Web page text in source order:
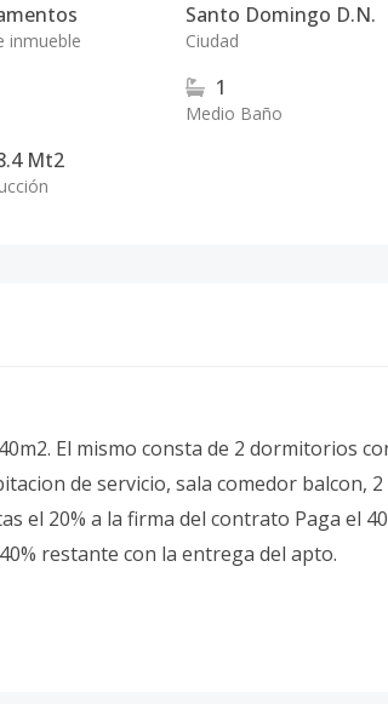
inmueble
Santo Domingo D.N.
Ciudad
1
Medio Baño
Mt2
El mismo consta de 2 dormitorios
de servicio, sala comedor balcon, 2
el 20% a la firma del contrato Paga el
restante con la entrega del apto.